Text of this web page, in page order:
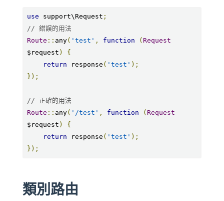
use support\Request ;
// 錯誤的用法
Route :: any( 'test' , function ( Request
$request )
{
return response ( 'test' );
});
// 正確的用法
Route :: any( '/test' , function ( Request
$request )
{
return response ( 'test' );
});
類別路由